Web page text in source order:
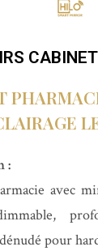
:
avec
pour